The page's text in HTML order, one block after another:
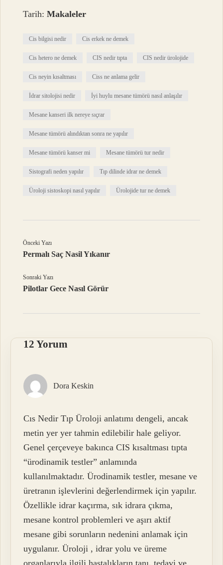
Tarih:Makaleler
Cis bilgisi nedir Cis erkek ne demek
Cis hetero ne demek CIS nedir tıpta CIS nedir ürolojide
Cis neyin kısaltması Ciss ne anlama gelir
İdrar sitolojisi nedir İyi huylu mesane tümörü nasıl anlaşılır
Mesane kanseri ilk nereye sıçrar
Mesane tümörü alındıktan sonra ne yapılır
Mesane tümörü kanser mi Mesane tümörü tur nedir
Sistografi neden yapılır Tıp dilinde idrar ne demek
Üroloji sistoskopi nasıl yapılır Ürolojide tur ne demek
Önceki Yazı
Permalı Saç Nasil Yıkanır
Sonraki Yazı
Pilotlar Gece Nasıl Görür
12 Yorum
Dora Keskin
Cıs Nedir Tıp Üroloji anlatımı dengeli, ancak
metin yer yer tahmin edilebilir hale geliyor.
Genel çerçeveye bakınca CIS kısaltması tıpta
“ürodinamik testler” anlamında
kullanılmaktadır. Ürodinamik testler, mesane ve
üretranın işlevlerini değerlendirmek için yapılır.
Özellikle idrar kaçırma, sık idrara çıkma,
mesane kontrol problemleri ve aşırı aktif
mesane gibi sorunların nedenini anlamak için
uygulanır. Üroloji , idrar yolu ve üreme
organlarıyla ilgili hastalıkların tanı, tedavi ve